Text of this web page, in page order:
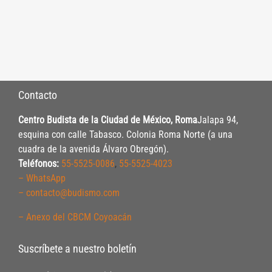
Contacto
Centro Budista de la Ciudad de México, RomaJalapa 94,
esquina con calle Tabasco. Colonia Roma Norte (a una
cuadra de la avenida Álvaro Obregón).
Teléfonos: 55-5525-0086, 55-5525-4023
– WhatsApp
– contacto@budismo.com
– Anexo del CBCM Coyoacán
Suscríbete a nuestro boletín